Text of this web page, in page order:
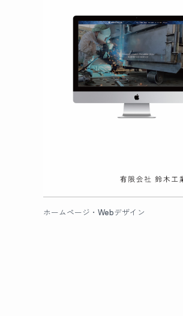
ホームページ・Webデザイン